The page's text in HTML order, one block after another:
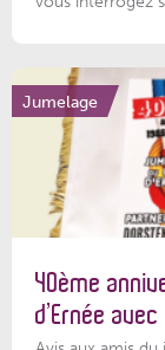
Jumelage
40ème
d’Ernée